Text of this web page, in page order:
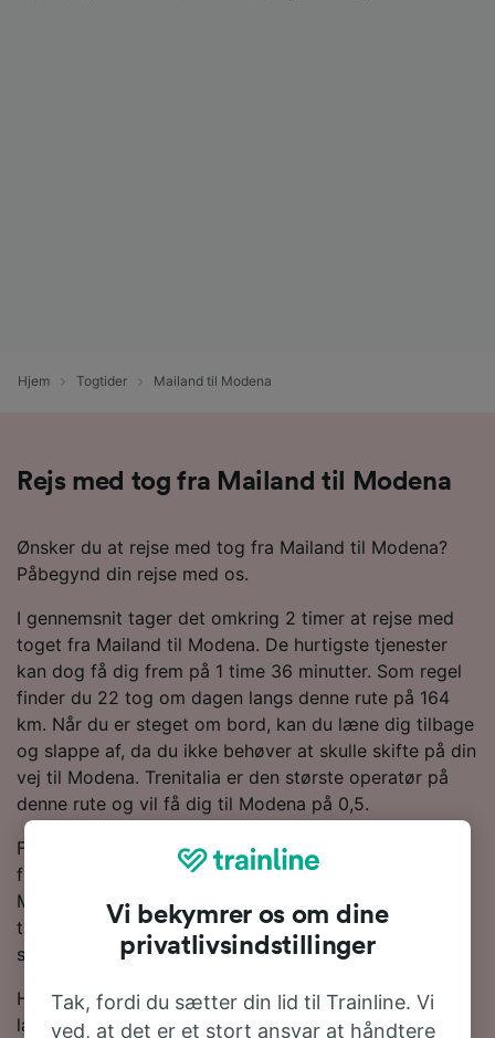
Hjem Togtider Mailand til Modena
Rejs med tog fra Mailand til Modena
Ønsker du at rejse med tog fra Mailand til Modena?
Påbegynd din rejse med os.
I gennemsnit tager det omkring 2 timer at rejse med
toget fra Mailand til Modena. De hurtigste tjenester
kan dog få dig frem på 1 time 36 minutter. Som regel
finder du 22 tog om dagen langs denne rute på 164
km. Når du er steget om bord, kan du læne dig tilbage
og slappe af, da du ikke behøver at skulle skifte på din
vej til Modena. Trenitalia er den største operatør på
denne rute og vil få dig til Modena på 0,5.
For at hjælpe dig med at få de bedste togpriser har vi
fremhævet de billigste togbilletter fra Mailand tli
Modena i vores Rejseplanlægger. Bare husk på, at jo
tidligere du bestiller dine billetter, desto mere vil du
spare!
Har du lyst til at bestille dine togbilletter nu? Så bare
lav en søgning med os i dag. Hvis du vil finde ud af
Vi bekymrer os om dine
privatlivsindstillinger
Tak, fordi du sætter din lid til Trainline. Vi
ved, at det er et stort ansvar at håndtere